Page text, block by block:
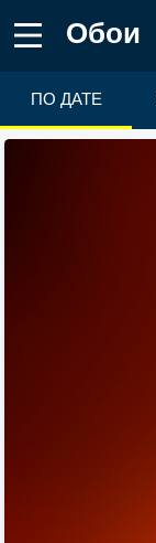
Обои
ПО ДАТЕ